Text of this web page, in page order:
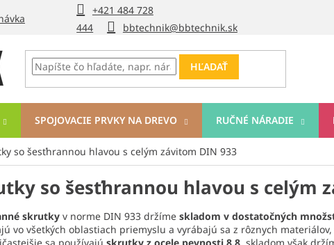
+421 484 728
444
bbtechnik@bbtechnik.sk
HĽADAŤ
SPOJOVACIE PRVKY NA DREVO RUČNÉ NÁRADIE
so šesťhrannou hlavou s celým závitom DIN 933
so šesťhrannou hlavou s celým
skrutky v norme DIN 933 držíme skladom v dostatočných
vo všetkých oblastiach priemyslu a vyrábajú sa z rôznych